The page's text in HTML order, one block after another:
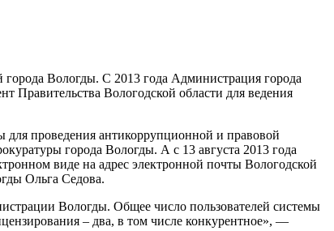
Вологды. С 2013 года Администрация города
Правительства Вологодской области для ведения
для проведения антикоррупционной и правовой
города Вологды. А с 13 августа 2013 года
виде на адрес электронной почты Вологодской
Ольга Седова.
Вологды. Общее число пользователей системы
– два, в том числе конкурентное», —